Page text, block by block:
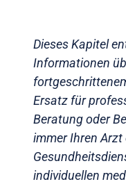
Dieses Kapitel
Informationen
Ersatz für
Beratung oder
immer Ihren Arzt
individuellen